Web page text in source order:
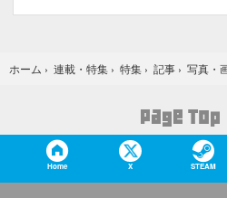
ホーム › 連載・特集 › 特集 › 記事 › 写真・
Home X STEAM